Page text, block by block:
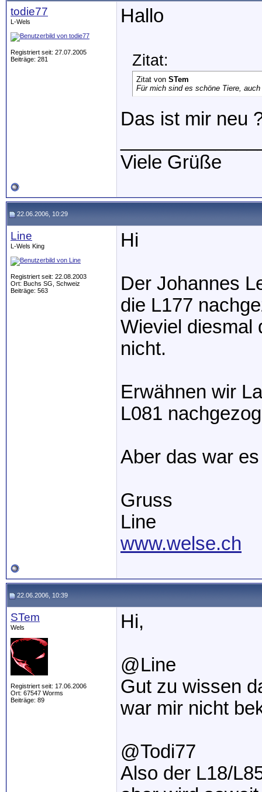
todie77
L-Wels
Registriert seit: 27.07.2005
Beiträge: 281
Hallo
Zitat:
Zitat von STem
Für mich sind es schöne Tiere,
Das ist mir neu
Viele Grüße
22.06.2006, 10:29
Line
L-Wels King
Registriert seit: 22.08.2003
Ort: Buchs SG, Schweiz
Beiträge: 563
Hi
Der Johannes
die L177
Wieviel diesmal
nicht.
Erwähnen wir
L081
Aber das war
Gruss
Line
www.welse.ch
22.06.2006, 10:39
STem
Wels
Registriert seit: 17.06.2006
Ort: 67547 Worms
Beiträge: 89
Hi,
@Line
Gut zu wissen
war mir nicht
@Todi77
Also der L18/